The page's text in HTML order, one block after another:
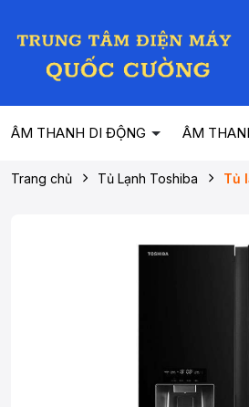
ÂM THANH DI ĐỘNG ÂM
Trang chủ Tủ Lạnh Toshiba Tủ